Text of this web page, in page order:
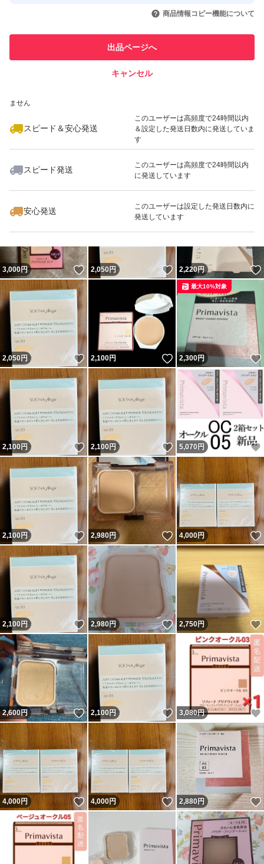
引を完了させた実績があります
での取引実績があります
ません
スピード＆安心発送
このユーザーは高頻度で24時間以内
＆設定した発送日数内に発送していま
す
スピード発送
このユーザーは高頻度で24時間以内
に発送しています
安心発送
このユーザーは設定した発送日数内に
発送しています
商品情報コピー機能について
出品ページへ
キャンセル
いいね！
2,600
3,000円 いいね！
2,050円 いいね！
2,220円
2,050円 いいね！
2,100円 いいね！
2,300円
最大10%対象
2,100円 いいね！
2,100円 いいね！
5,070 円
2,100円 いいね！
2,980円 いいね！
4,000円
2,100円 いいね！
2,980円 いいね！
2,750円
2,600円 いいね！
2,100円 いいね！
3,080円
4,000円 いいね！
4,000円 いいね！
2,880円